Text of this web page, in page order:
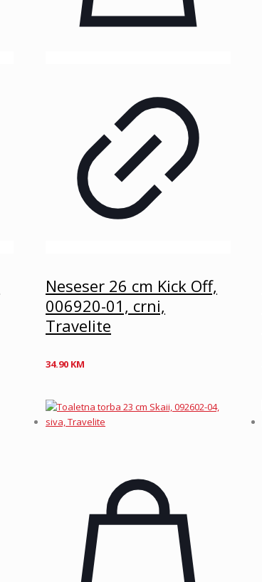
Neseser 26 cm Kick Off,
006920-01, crni,
Travelite
34.90 KM